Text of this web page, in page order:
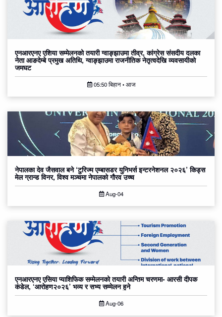
एनआरएनए एशिया सम्मेलनको तयारी ग्वाङ्झाउमा तीव्र, कांग्रेस संसदीय दलका
नेता आङदेम्बे प्रमुख अतिथि, ग्वाङ्झाउमा राजनीतिक नेतृत्वदेखि व्यवसायीको
जमघट
05:50 बिहान • आज
नेपालका देव जैसवाल बने ‘टुरिज्म एम्बासडर युनिभर्स इन्टरनेशनल २०२६’ किड्स
मेल ग्रान्ड विनर, विश्व मञ्चमा नेपालको गौरव उच्च
Aug-04
एनआरएनए एसिया प्याशिफिक सम्मेलनको तयारी अन्तिम चरणमा- आरसी दीपक
कंडेल, ‘आरोहण२०२६’ भव्य र सभ्य सम्मेलन हुने
Aug-06